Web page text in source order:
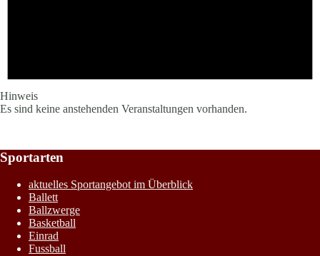
Hinweis
Es sind keine anstehenden Veranstaltungen vorhanden.
Sportarten
aktuelles Sportangebot im Überblick
Ballett
Ballzwerge
Basketball
Einrad
Fussball